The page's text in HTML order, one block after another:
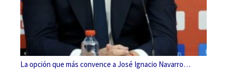
La opción que más convence a José Ignacio Navarro…